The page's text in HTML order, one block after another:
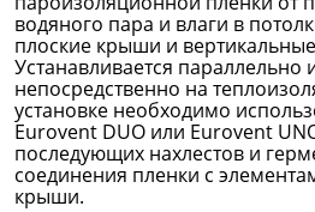
водяного пара и влаги в
плоские крыши и
Устанавливается параллельно
непосредственно на
установке необходимо
Eurovent DUO или Eurovent
последующих нахлестов и
соединения пленки с
крыши.